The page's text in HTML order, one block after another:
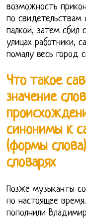
возможность
по
палкой, затем сбил
улицах работники,
помалу весь город
Что такое
значение
синонимы к
(формы
словарях
Позже музыканты
по настоящее
пополнили